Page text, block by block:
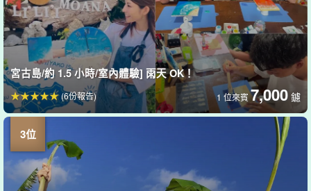
宮古島/約 1.5 小時/室內體驗] 雨天 OK！
1 位來賓7,000 鑢
(6份報告)